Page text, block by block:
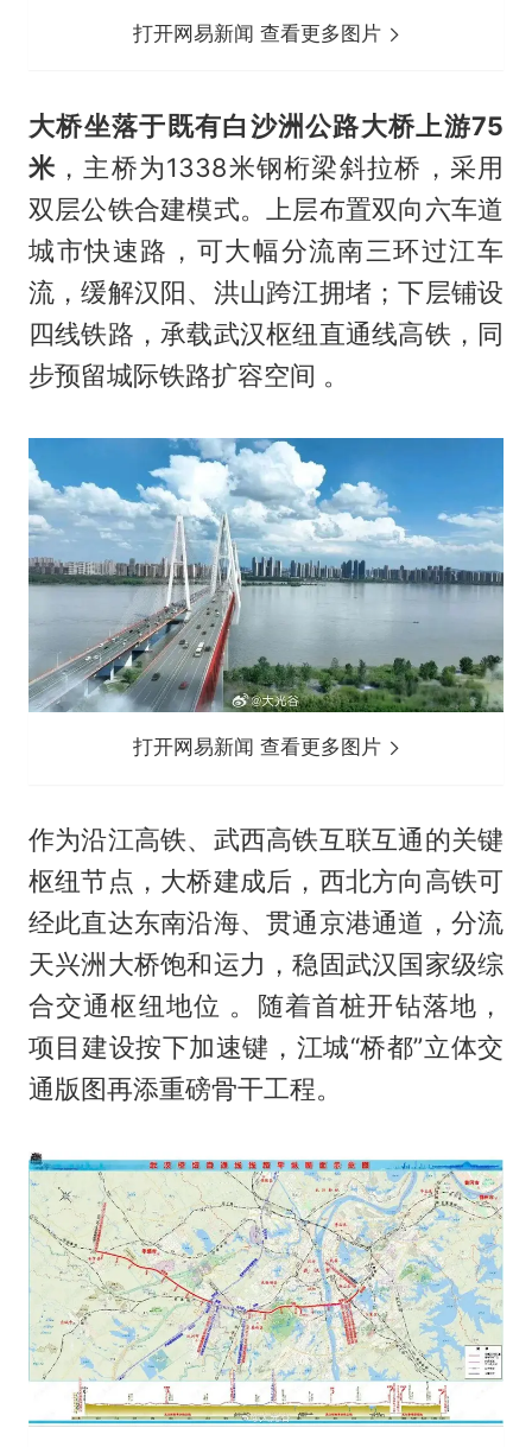
打开网易新闻 查看更多图片
大桥坐落于既有白沙洲公路大桥上游75
米 ，主桥为1338米钢桁梁斜拉桥，采用
双层公铁合建模式。上层布置双向六车道
城市快速路，可大幅分流南三环过江车
流，缓解汉阳、洪山跨江拥堵；下层铺设
四线铁路，承载武汉枢纽直通线高铁，同
步预留城际铁路扩容空间 。
打开网易新闻 查看更多图片
作为沿江高铁、武西高铁互联互通的关键
枢纽节点，大桥建成后，西北方向高铁可
经此直达东南沿海、贯通京港通道，分流
天兴洲大桥饱和运力，稳固武汉国家级综
合交通枢纽地位 。随着首桩开钻落地，
项目建设按下加速键，江城“桥都”立体交
通版图再添重磅骨干工程。